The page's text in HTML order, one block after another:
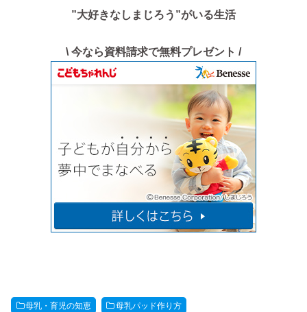
”大好きなしまじろう”がいる生活
\ 今なら資料請求で無料プレゼント /
母乳・育児の知恵 母乳パッド作り方